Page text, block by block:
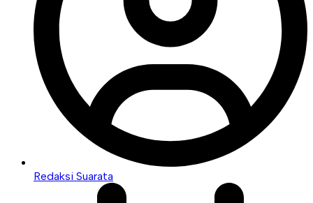
Redaksi Suarata